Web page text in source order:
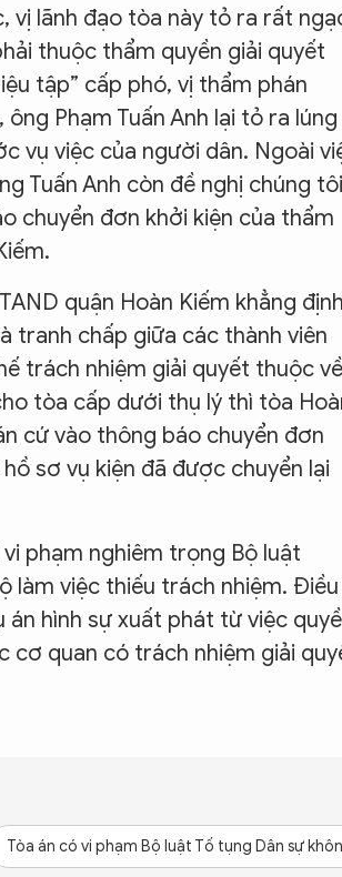
vị lãnh đạo tòa này tỏ ra rất
thuộc thẩm quyền giải quyết
tập” cấp phó, vị thẩm phán
Phạm Tuấn Anh lại tỏ ra lúng
vụ việc của người dân. Ngoài
Tuấn Anh còn đề nghị chúng tôi
chuyển đơn khởi kiện của thẩm
quận Hoàn Kiếm khẳng định
tranh chấp giữa các thành viên
trách nhiệm giải quyết thuộc về
tòa cấp dưới thụ lý thì tòa
cứ vào thông báo chuyển đơn
sơ vụ kiện đã được chuyển lại
phạm nghiêm trọng Bộ luật
làm việc thiếu trách nhiệm. Điều
hình sự xuất phát từ việc
cơ quan có trách nhiệm giải
Tòa án có vi phạm Bộ luật Tố tụng Dân sự